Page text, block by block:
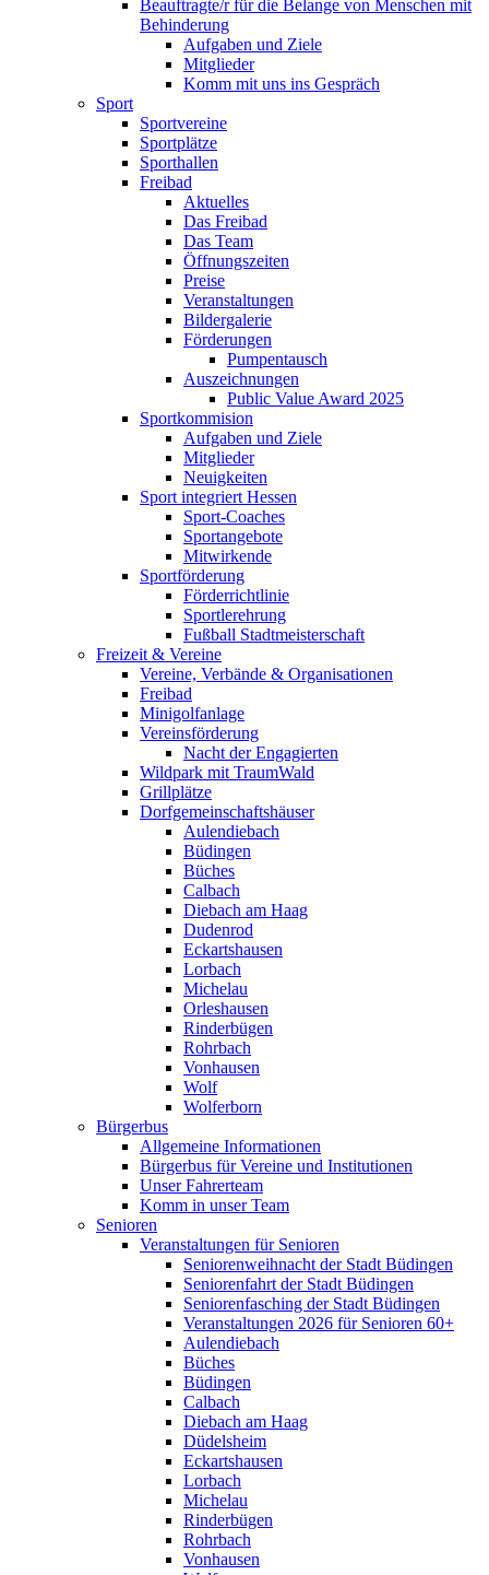
Beauftragte/r für die Belange von Menschen mit
Behinderung
Aufgaben und Ziele
Mitglieder
Komm mit uns ins Gespräch
Sport
Sportvereine
Sportplätze
Sporthallen
Freibad
Aktuelles
Das Freibad
Das Team
Öffnungszeiten
Preise
Veranstaltungen
Bildergalerie
Förderungen
Pumpentausch
Auszeichnungen
Public Value Award 2025
Sportkommision
Aufgaben und Ziele
Mitglieder
Neuigkeiten
Sport integriert Hessen
Sport-Coaches
Sportangebote
Mitwirkende
Sportförderung
Förderrichtlinie
Sportlerehrung
Fußball Stadtmeisterschaft
Freizeit & Vereine
Vereine, Verbände & Organisationen
Freibad
Minigolfanlage
Vereinsförderung
Nacht der Engagierten
Wildpark mit TraumWald
Grillplätze
Dorfgemeinschaftshäuser
Aulendiebach
Büdingen
Büches
Calbach
Diebach am Haag
Dudenrod
Eckartshausen
Lorbach
Michelau
Orleshausen
Rinderbügen
Rohrbach
Vonhausen
Wolf
Wolferborn
Bürgerbus
Allgemeine Informationen
Bürgerbus für Vereine und Institutionen
Unser Fahrerteam
Komm in unser Team
Senioren
Veranstaltungen für Senioren
Seniorenweihnacht der Stadt Büdingen
Seniorenfahrt der Stadt Büdingen
Seniorenfasching der Stadt Büdingen
Veranstaltungen 2026 für Senioren 60+
Aulendiebach
Büches
Büdingen
Calbach
Diebach am Haag
Düdelsheim
Eckartshausen
Lorbach
Michelau
Rinderbügen
Rohrbach
Vonhausen